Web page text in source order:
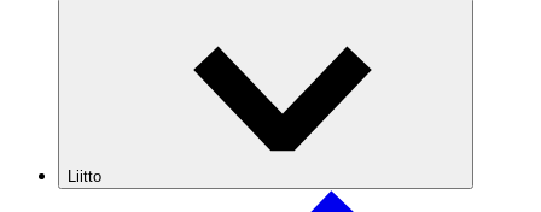
Liitto